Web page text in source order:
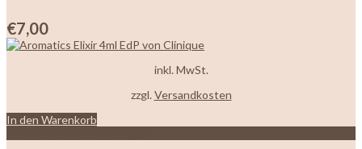
€7,00
inkl. MwSt.
zzgl.Versandkosten
In den Warenkorb